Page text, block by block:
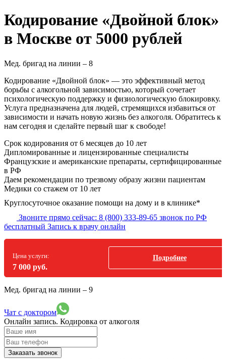
Кодирование «Двойной блок»
в Москве от 5000 рублей
Мед. бригад на линии – 8
Кодирование «Двойной блок» — это эффективный метод
борьбы с алкогольной зависимостью, который сочетает
психологическую поддержку и физиологическую блокировку.
Услуга предназначена для людей, стремящихся избавиться от
зависимости и начать новую жизнь без алкоголя. Обратитесь к
нам сегодня и сделайте первый шаг к свободе!
Срок кодирования от 6 месяцев до 10 лет
Дипломированные и лицензированные специалисты
Французские и американские препараты, сертифицированные
в РФ
Даем рекомендации по трезвому образу жизни пациентам
Медики со стажем от 10 лет
Круглосуточное оказание помощи на дому и в клинике*
Звоните прямо сейчас: 8 (800) 333-89-65 звонок по РФ
бесплатный Запись к врачу онлайн
Цена услуги:
7 000 руб.
Подробнее
Мед. бригад на линии – 9
Чат с доктором
Онлайн запись. Кодировка от алкоголя
Заказать звонок